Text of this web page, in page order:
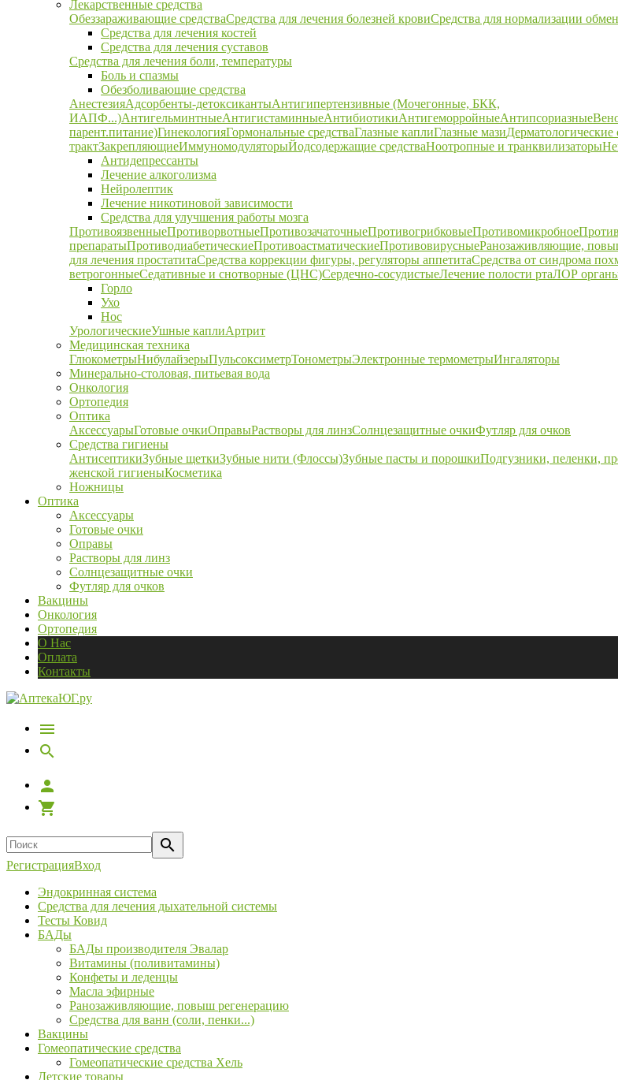
Лекарственные средства
Обеззараживающие средстваСредства для лечения болезней кровиСредства для нормализации
Средства для лечения костей
Средства для лечения суставов
Средства для лечения боли, температуры
Боль и спазмы
Обезболивающие средства
АнестезияАдсорбенты-детоксикантыАнтигипертензивные (Мочегонные, БКК,
ИАПФ...)АнтигельминтныеАнтигистаминныеАнтибиотикиАнтигеморройныеАнтипсориазные
парент.питание)ГинекологияГормональные средстваГлазные каплиГлазные мазиДерматологические
трактЗакрепляющиеИммуномодуляторыЙодсодержащие средстваНоотропные и транквилизаторы
Антидепрессанты
Лечение алкоголизма
Нейролептик
Лечение никотиновой зависимости
Средства для улучшения работы мозга
ПротивоязвенныеПротиворвотныеПротивозачаточныеПротивогрибковыеПротивомикробное
препаратыПротиводиабетическиеПротивоастматическиеПротивовирусныеРанозаживляющие,
для лечения простатитаСредства коррекции фигуры, регуляторы аппетитаСредства от синдрома
ветрогонныеСедативные и снотворные (ЦНС)Сердечно-сосудистыеЛечение полости ртаЛОР
Горло
Ухо
Нос
УрологическиеУшные каплиАртрит
Медицинская техника
ГлюкометрыНибулайзерыПульсоксиметрТонометрыЭлектронные термометрыИнгаляторы
Минерально-столовая, питьевая вода
Онкология
Ортопедия
Оптика
АксессуарыГотовые очкиОправыРастворы для линзСолнцезащитные очкиФутляр для очков
Средства гигиены
АнтисептикиЗубные щеткиЗубные нити (Флоссы)Зубные пасты и порошкиПодгузники, пеленки,
женской гигиеныКосметика
Ножницы
Оптика
Аксессуары
Готовые очки
Оправы
Растворы для линз
Солнцезащитные очки
Футляр для очков
Вакцины
Онкология
Ортопедия
О Нас
Оплата
Контакты
РегистрацияВход
Эндокринная система
Средства для лечения дыхательной системы
Тесты Ковид
БАДы
БАДы производителя Эвалар
Витамины (поливитамины)
Конфеты и леденцы
Масла эфирные
Ранозаживляющие, повыш регенерацию
Средства для ванн (соли, пенки...)
Вакцины
Гомеопатические средства
Гомеопатические средства Хель
Детские товары